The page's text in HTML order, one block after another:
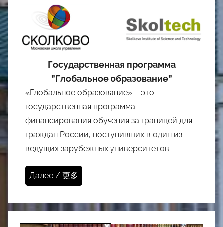
Государственная программа
”Глобальное образование”
«Глобальное образование» – это
государственная программа
финансирования обучения за границей для
граждан России, поступивших в один из
ведущих зарубежных университетов.
Далее / 更多